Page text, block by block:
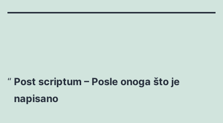
Post scriptum – Posle onoga što je
napisano